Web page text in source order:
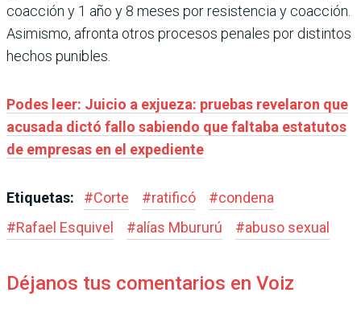
coacción y 1 año y 8 meses por resistencia y coacción.
Asimismo, afronta otros procesos penales por distintos
hechos punibles.
Podes leer: Juicio a exjueza: pruebas revelaron que
acusada dictó fallo sabiendo que faltaba estatutos
de empresas en el expediente
Etiquetas: #Corte #ratificó #condena
#Rafael Esquivel #alías Mbururú #abuso sexual
Déjanos tus comentarios en Voiz